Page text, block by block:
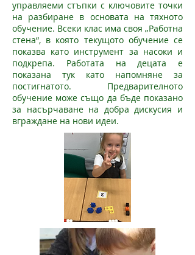
управляеми стъпки с ключовите точки
на разбиране в основата на тяхното
обучение. Всеки клас има своя „Работна
стена“, в която текущото обучение се
показва като инструмент за насоки и
подкрепа. Работата на децата е
показана тук като напомняне за
постигнатото. Предварителното
обучение може също да бъде показано
за насърчаване на добра дискусия и
вграждане на нови идеи.